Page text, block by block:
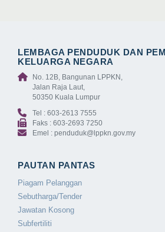
LEMBAGA PENDUDUK DAN
KELUARGA NEGARA
No. 12B, Bangunan LPPKN,
Jalan Raja Laut,
50350 Kuala Lumpur
Tel : 603-2613 7555
Faks : 603-2693 7250
Emel : penduduk@lppkn.gov.my
PAUTAN PANTAS
Piagam Pelanggan
Sebutharga/Tender
Jawatan Kosong
Subfertiliti